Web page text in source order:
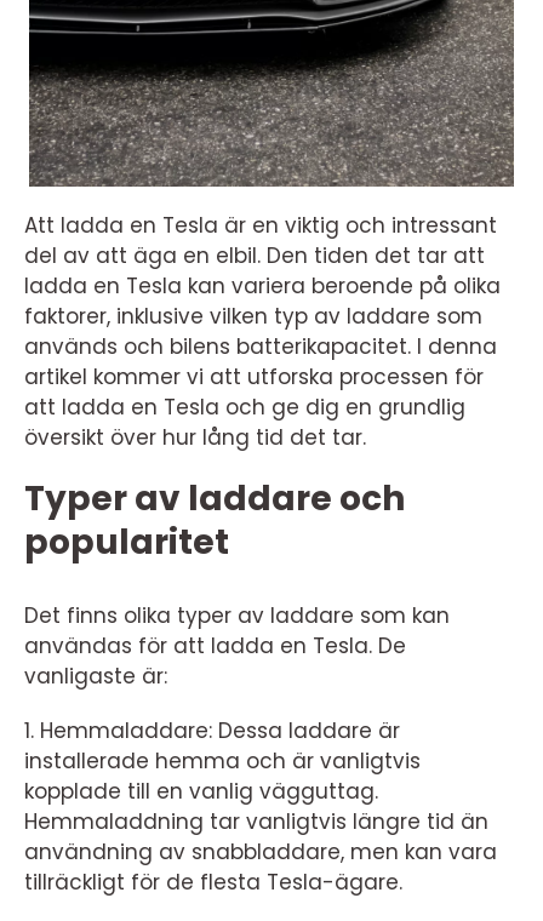
Att ladda en Tesla är en viktig och intressant
del av att äga en elbil. Den tiden det tar att
ladda en Tesla kan variera beroende på olika
faktorer, inklusive vilken typ av laddare som
används och bilens batterikapacitet. I denna
artikel kommer vi att utforska processen för
att ladda en Tesla och ge dig en grundlig
översikt över hur lång tid det tar.
Typer av laddare och
popularitet
Det finns olika typer av laddare som kan
användas för att ladda en Tesla. De
vanligaste är:
1. Hemmaladdare: Dessa laddare är
installerade hemma och är vanligtvis
kopplade till en vanlig vägguttag.
Hemmaladdning tar vanligtvis längre tid än
användning av snabbladdare, men kan vara
tillräckligt för de flesta Tesla-ägare.